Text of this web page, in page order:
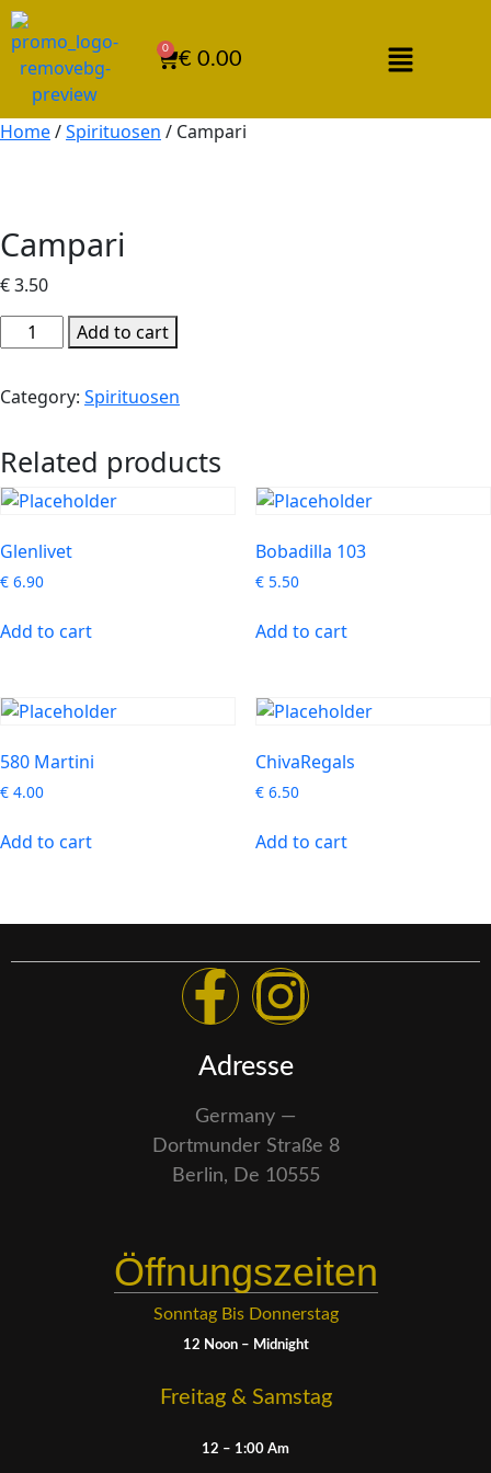
€ 0.00
0
Home/Spirituosen / Campari
Campari
€3.50
Add to cart
Category: Spirituosen
Related products
Glenlivet
€ 6.90
Add to cart
Bobadilla 103
€5.50
Add to cart
580 Martini
€ 4.00
Add to cart
ChivaRegals
€6.50
Add to cart
Adresse
Germany —
Dortmunder Straße 8
Berlin, De 10555
Öffnungszeiten
Sonntag Bis Donnerstag
12 Noon – Midnight
Freitag & Samstag
12 – 1:00 Am